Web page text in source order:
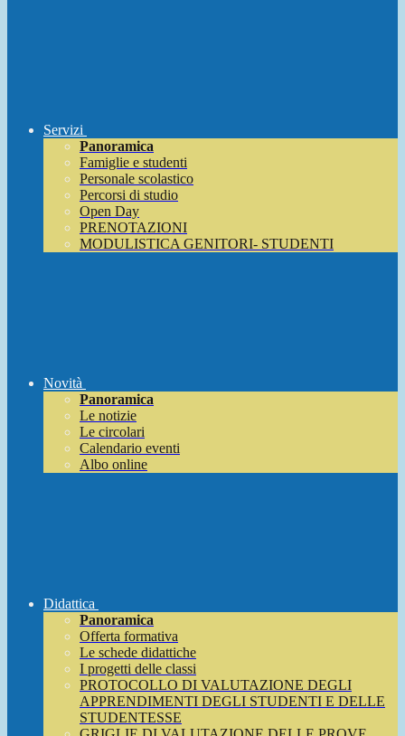
Servizi
Panoramica
Famiglie e studenti
Personale scolastico
Percorsi di studio
Open Day
PRENOTAZIONI
MODULISTICA GENITORI- STUDENTI
Novità
Panoramica
Le notizie
Le circolari
Calendario eventi
Albo online
Didattica
Panoramica
Offerta formativa
Le schede didattiche
I progetti delle classi
PROTOCOLLO DI VALUTAZIONE DEGLI
APPRENDIMENTI DEGLI STUDENTI E DELLE
STUDENTESSE